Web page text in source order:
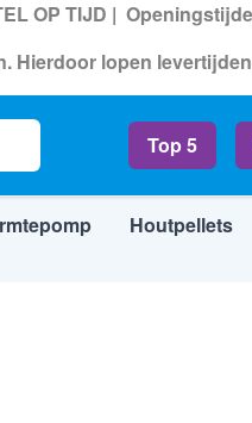
OP TIJD |
Hierdoor lopen
Top 5
Houtpellets